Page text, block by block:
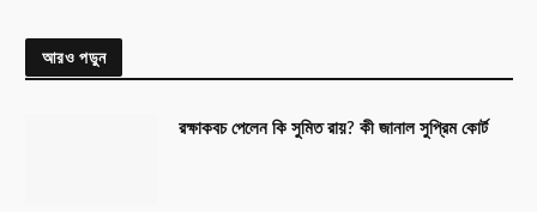
আরও পড়ুন
রক্ষাকবচ পেলেন কি সুমিত রায়? কী জানাল সুপ্রিম কোর্ট